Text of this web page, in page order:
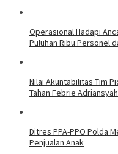
Operasional Hadapi
Puluhan Ribu Personel
Nilai Akuntabilitas Tim
Tahan Febrie Adriansyah
Ditres PPA-PPO Polda
Penjualan Anak